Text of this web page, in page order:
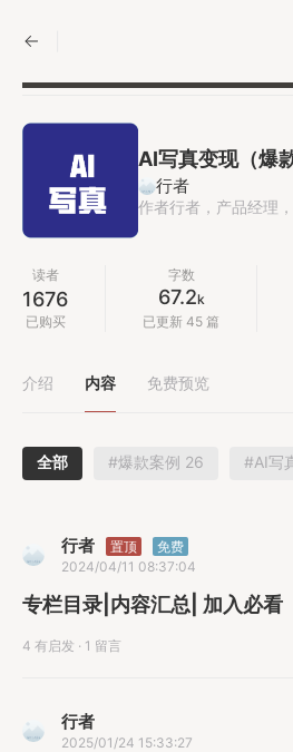
AI写真变现（爆
行者
作者行者，产品经理
读者
1676
已购买
字数
67.2k
已更新 45 篇
介绍 内容 免费预览
全部 #爆款案例 26 #AI写
行者 置顶
免费
2024/04/11 08:37:04
专栏目录|内容汇总| 加入必看
4 有启发 · 1 留言
行者
2025/01/24 15:33:27